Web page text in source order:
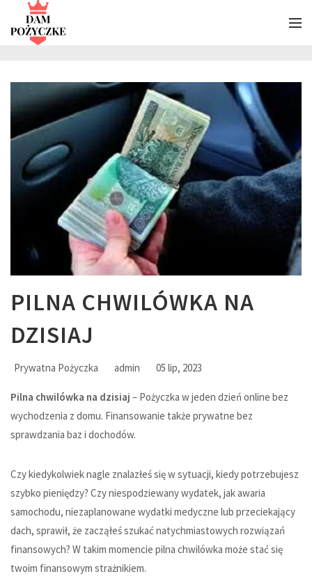
PILNA CHWILÓWKA NA
DZISIAJ
Prywatna Pożyczka admin 05 lip, 2023
Pilna chwilówka na dzisiaj – Pożyczka w jeden dzień online bez
wychodzenia z domu. Finansowanie także prywatne bez
sprawdzania baz i dochodów.
Czy kiedykolwiek nagle znalazłeś się w sytuacji, kiedy potrzebujesz
szybko pieniędzy? Czy niespodziewany wydatek, jak awaria
samochodu, niezaplanowane wydatki medyczne lub przeciekający
dach, sprawił, że zacząłeś szukać natychmiastowych rozwiązań
finansowych? W takim momencie pilna chwilówka może stać się
twoim finansowym strażnikiem.